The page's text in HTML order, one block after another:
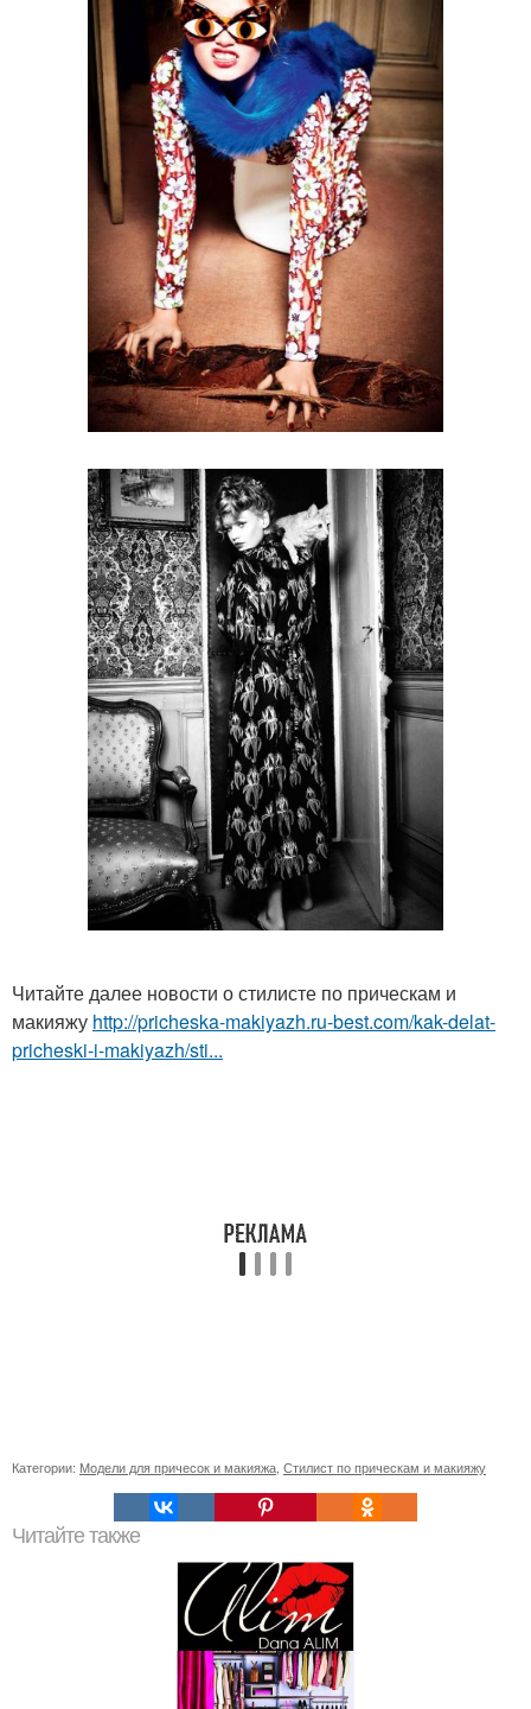
Читайте далее новости о стилисте по прическам и
макияжу http://pricheska-makiyazh.ru-best.com/kak-delat-
pricheski-i-makiyazh/sti...
Категории: Модели для причесок и макияжа Стилист по прическам и макияжу
Читайте также